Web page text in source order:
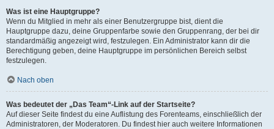
Was ist eine Hauptgruppe?
Wenn du Mitglied in mehr als einer Benutzergruppe bist, dient die
Hauptgruppe dazu, deine Gruppenfarbe sowie den Gruppenrang, der bei dir
standardmäßig angezeigt wird, festzulegen. Ein Administrator kann dir die
Berechtigung geben, deine Hauptgruppe im persönlichen Bereich selbst
festzulegen.
Nach oben
Was bedeutet der „Das Team“-Link auf der Startseite?
Auf dieser Seite findest du eine Auflistung des Forenteams, einschließlich der
Administratoren, der Moderatoren. Du findest hier auch weitere Informationen